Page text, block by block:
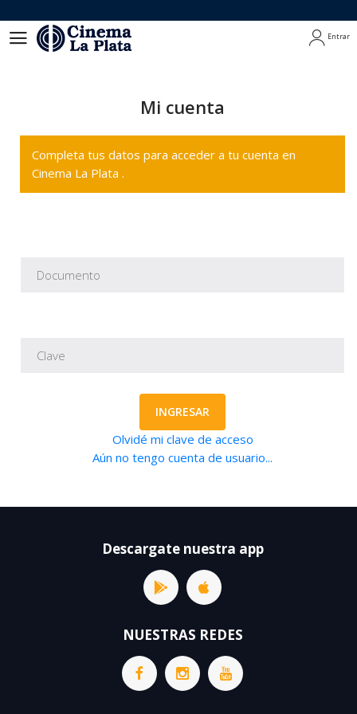
Entrar
Mi cuenta
Completa tus datos para acceder a tu cuenta en
Cinema La Plata .
INGRESAR
Olvidé mi clave de acceso
Aún no tengo cuenta de usuario...
Descargate nuestra app
NUESTRAS REDES